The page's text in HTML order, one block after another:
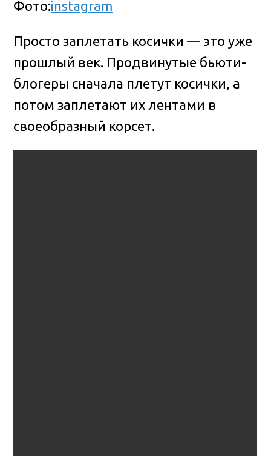
Фото:instagram
Просто заплетать косички — это уже
прошлый век. Продвинутые бьюти-
блогеры сначала плетут косички, а
потом заплетают их лентами в
своеобразный корсет.